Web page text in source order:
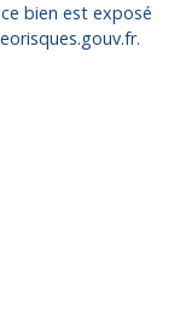
bien est exposé